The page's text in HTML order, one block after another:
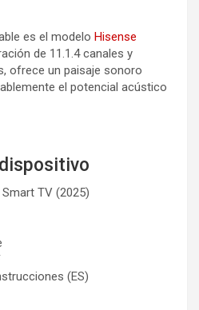
es el modelo Hisense
de 11.1.4 canales y
ofrece un paisaje sonoro
el potencial acústico
Smart TV (2025)
(ES)